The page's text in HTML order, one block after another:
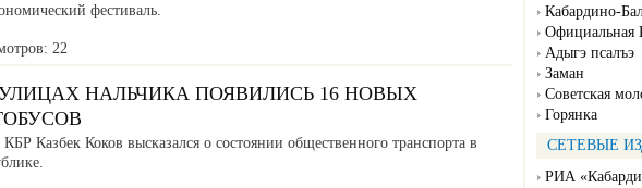
Кабардино-
Официальная
Адыгэ псалъэ
Заман
Советская
Горянка
СЕТЕВЫЕ
РИА
фестиваль.
22
НАЛЬЧИКА ПОЯВИЛИСЬ 16 НОВЫХ
КБР Казбек Коков высказался о состоянии общественного транспорта в